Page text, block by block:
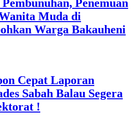
Penemuan
Muda di
Warga Bakauheni
Cepat Laporan
Sabah Balau Segera
!